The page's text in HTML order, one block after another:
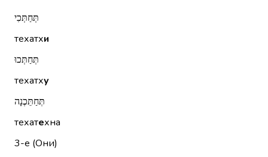
תְּחַתְּכִי
техатхи
תְּחַתְּכוּ
техатху
תְּחַתֵּכְנָה
техатехна
3-е (Они)